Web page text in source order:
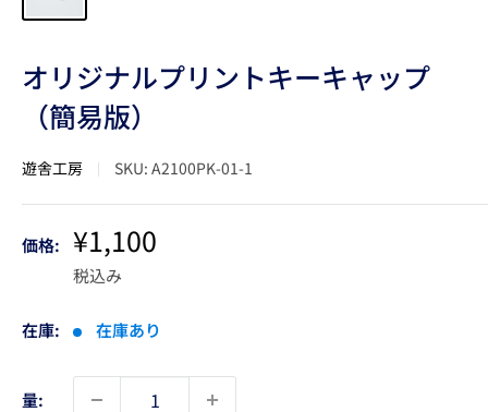
オリジナルプリントキーキャップ
（簡易版）
遊舎工房 SKU: A2100PK-01-1
価格: 販
売
価
格
¥1,100
税込み
在庫: 在庫あり
量: